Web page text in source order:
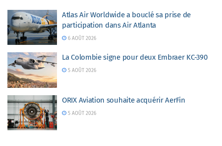
Atlas Air Worldwide a bouclé sa prise de
participation dans Air Atlanta
6 AOÛT 2026
La Colombie signe pour deux Embraer KC-390
5 AOÛT 2026
ORIX Aviation souhaite acquérir AerFin
5 AOÛT 2026